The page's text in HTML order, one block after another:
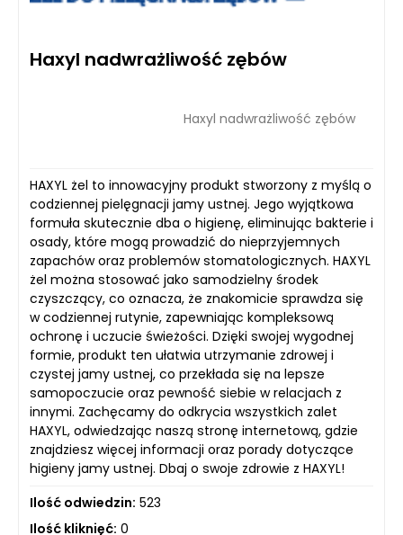
Haxyl nadwrażliwość zębów
Haxyl nadwrażliwość zębów
HAXYL żel to innowacyjny produkt stworzony z myślą o
codziennej pielęgnacji jamy ustnej. Jego wyjątkowa
formuła skutecznie dba o higienę, eliminując bakterie i
osady, które mogą prowadzić do nieprzyjemnych
zapachów oraz problemów stomatologicznych. HAXYL
żel można stosować jako samodzielny środek
czyszczący, co oznacza, że znakomicie sprawdza się
w codziennej rutynie, zapewniając kompleksową
ochronę i uczucie świeżości. Dzięki swojej wygodnej
formie, produkt ten ułatwia utrzymanie zdrowej i
czystej jamy ustnej, co przekłada się na lepsze
samopoczucie oraz pewność siebie w relacjach z
innymi. Zachęcamy do odkrycia wszystkich zalet
HAXYL, odwiedzając naszą stronę internetową, gdzie
znajdziesz więcej informacji oraz porady dotyczące
higieny jamy ustnej. Dbaj o swoje zdrowie z HAXYL!
Ilość odwiedzin: 523
Ilość kliknięć: 0